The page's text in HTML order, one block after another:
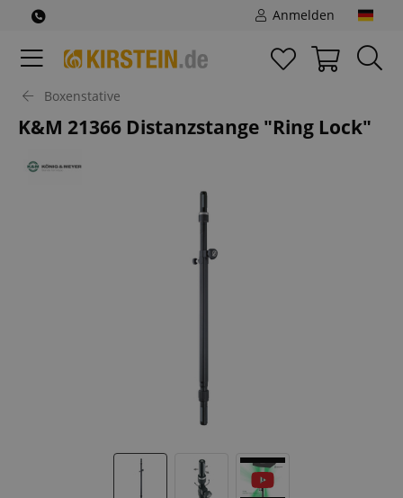
Anmelden
Boxenstative
K&M 21366 Distanzstange "Ring Lock"